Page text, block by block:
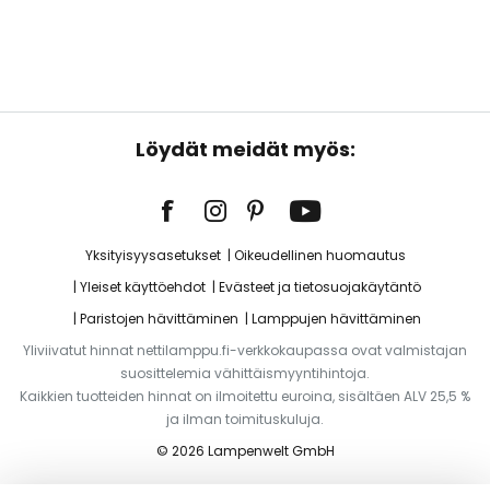
Löydät meidät myös:
Yksityisyysasetukset
Oikeudellinen huomautus
Yleiset käyttöehdot
Evästeet ja tietosuojakäytäntö
Paristojen hävittäminen
Lamppujen hävittäminen
Yliviivatut hinnat nettilamppu.fi-verkkokaupassa ovat valmistajan
suosittelemia vähittäismyyntihintoja.
Kaikkien tuotteiden hinnat on ilmoitettu euroina, sisältäen ALV 25,5 %
ja ilman toimituskuluja.
© 2026 Lampenwelt GmbH